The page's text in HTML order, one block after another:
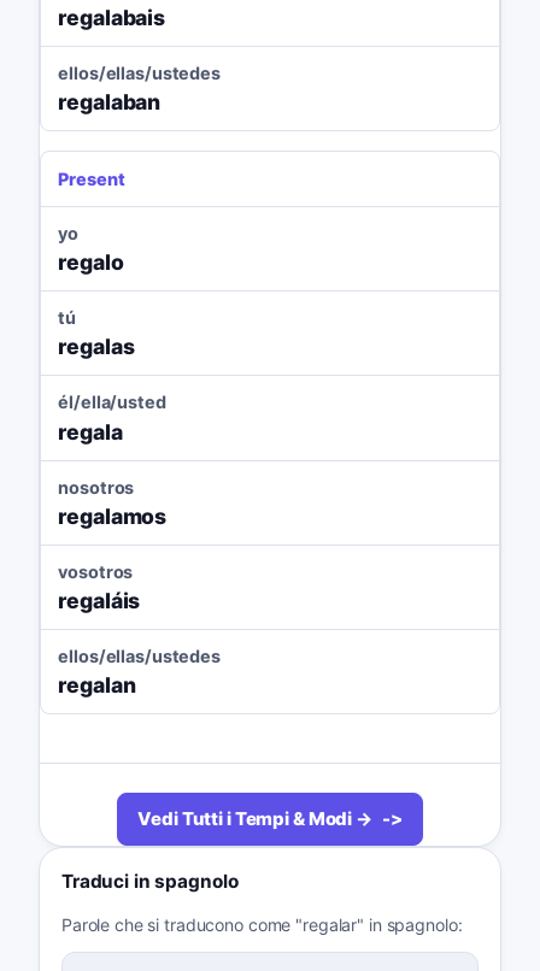
regalabais
ellos/ellas/ustedes
regalaban
Present
yo
regalo
tú
regalas
él/ella/usted
regala
nosotros
regalamos
vosotros
regaláis
ellos/ellas/ustedes
regalan
Vedi Tutti i Tempi & Modi →
Traduci in spagnolo
Parole che si traducono come "regalar" in spagnolo: